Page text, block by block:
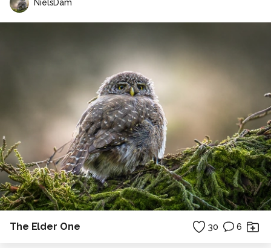
NielsDam
The Elder One 30 6